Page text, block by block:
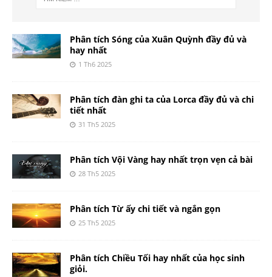
Phân tích Sóng của Xuân Quỳnh đầy đủ và
hay nhất
1 Th6 2025
Phân tích đàn ghi ta của Lorca đầy đủ và chi
tiết nhất
31 Th5 2025
Phân tích Vội Vàng hay nhất trọn vẹn cả bài
28 Th5 2025
Phân tích Từ ấy chi tiết và ngắn gọn
25 Th5 2025
Phân tích Chiều Tối hay nhất của học sinh
giỏi.